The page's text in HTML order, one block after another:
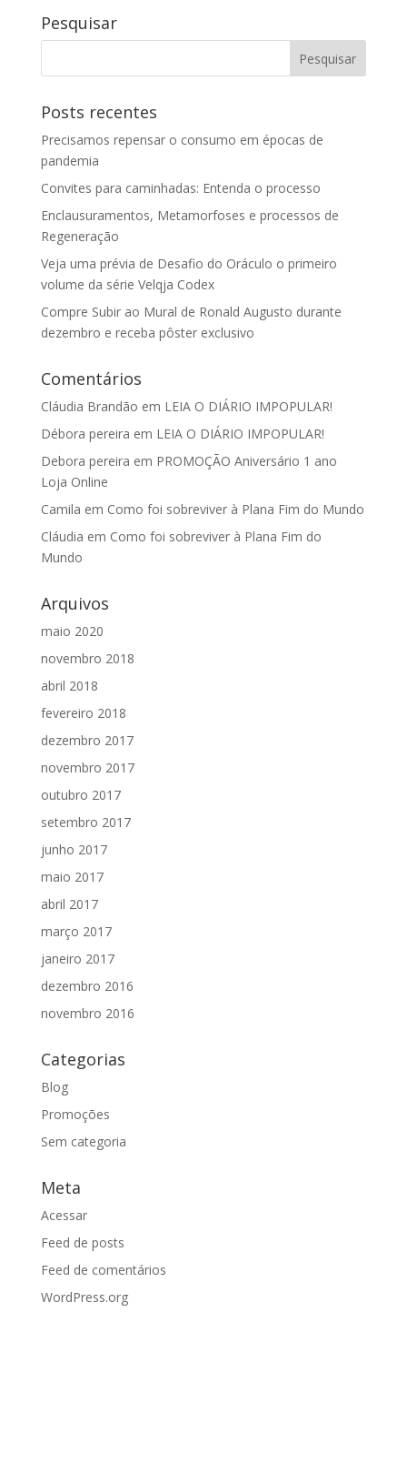
Pesquisar
Posts recentes
Precisamos repensar o consumo em épocas de
pandemia
Convites para caminhadas: Entenda o processo
Enclausuramentos, Metamorfoses e processos de
Regeneração
Veja uma prévia de Desafio do Oráculo o primeiro
volume da série Velqja Codex
Compre Subir ao Mural de Ronald Augusto durante
dezembro e receba pôster exclusivo
Comentários
Cláudia Brandão em LEIA O DIÁRIO IMPOPULAR!
Débora pereira em LEIA O DIÁRIO IMPOPULAR!
Debora pereira em PROMOÇÃO Aniversário 1 ano
Loja Online
Camila em Como foi sobreviver à Plana Fim do Mundo
Cláudia em Como foi sobreviver à Plana Fim do
Mundo
Arquivos
maio 2020
novembro 2018
abril 2018
fevereiro 2018
dezembro 2017
novembro 2017
outubro 2017
setembro 2017
junho 2017
maio 2017
abril 2017
março 2017
janeiro 2017
dezembro 2016
novembro 2016
Categorias
Blog
Promoções
Sem categoria
Meta
Acessar
Feed de posts
Feed de comentários
WordPress.org